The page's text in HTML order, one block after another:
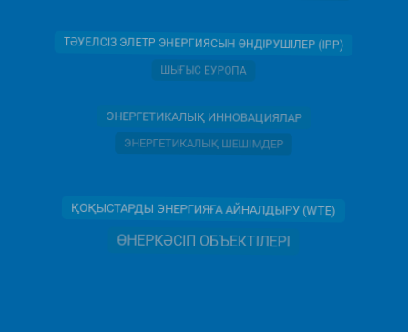
ТӘУЕЛСІЗ ЭЛЕТР ЭНЕРГИЯСЫН ӨНДІРУШІЛЕР (IPP)
ШЫҒЫС ЕУРОПА
ЭНЕРГЕТИКАЛЫҚ ИННОВАЦИЯЛАР
ЭНЕРГЕТИКАЛЫҚ ШЕШІМДЕР
ҚОҚЫСТАРДЫ ЭНЕРГИЯҒА АЙНАЛДЫРУ (WTE)
ӨНЕРКӘСІП ОБЪЕКТІЛЕРІ